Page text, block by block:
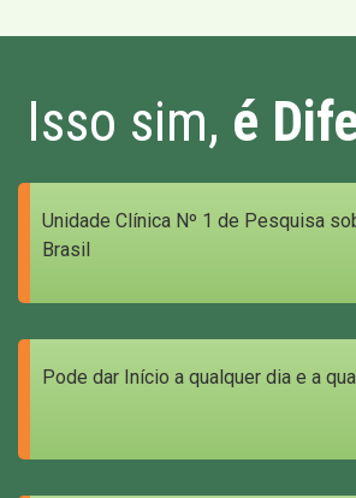
Isso sim, é
Unidade Clínica Nº 1 de Pesquisa
Brasil
Pode dar Início a qualquer dia e a